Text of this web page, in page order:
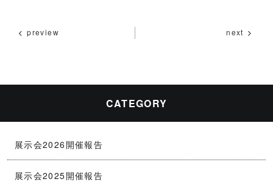
c
e
o
k
p
y
n
k
preview next
CATEGORY
展示会2026開催報告
展示会2025開催報告